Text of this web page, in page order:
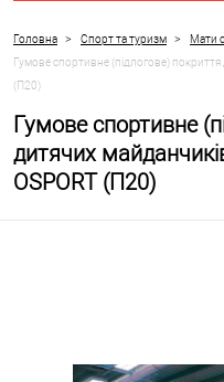
Головна > Спорт та туризм > Мати
Гумове спортивне (підлогове) покриття
(П20)
Гумове спортивне
дитячих
OSPORT (П20)